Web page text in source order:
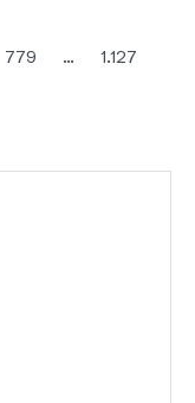
779 …
1.127